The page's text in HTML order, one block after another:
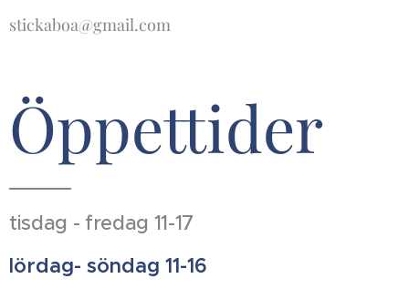
stickaboa@gmail.com
Öppettider
tisdag - fredag 11-17
lördag- söndag 11-16